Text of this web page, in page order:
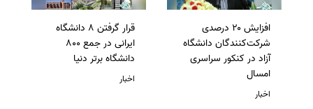
افزایش ۲۰ درصدی
شرکت‌کنندگان دانشگاه
آزاد در کنکور سراسری
امسال
اخبار
قرار گرفتن 8 دانشگاه
ایرانی در جمع 800
دانشگاه برتر دنیا
اخبار